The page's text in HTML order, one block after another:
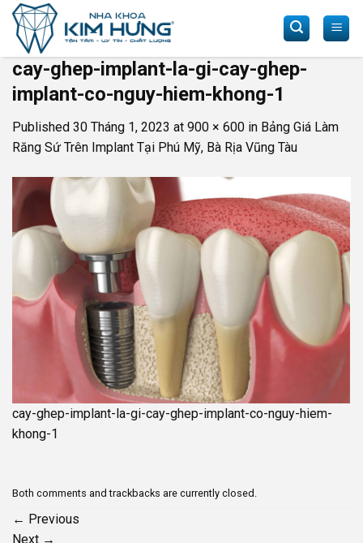
Skip
content
cay-ghep-implant-la-gi-cay-ghep-
implant-co-nguy-hiem-khong-1
Published 30 Tháng 1, 2023 at 900 × 600 in Bảng Giá Làm
Răng Sứ Trên Implant Tại Phú Mỹ, Bà Rịa Vũng Tàu
cay-ghep-implant-la-gi-cay-ghep-implant-co-nguy-hiem-
khong-1
Both comments and trackbacks are currently closed.
← Previous
Next →